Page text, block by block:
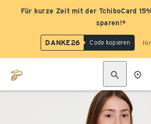
Für kurze Zeit mit der TchiboCard
sparen!*
DANKE26 Code kopieren